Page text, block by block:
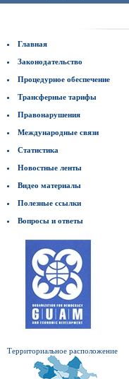
Главная
Законодательство
Процедурное обеспечение
Трансферные тарифы
Правонарушения
Международные связи
Статистика
Новостные ленты
Видео материалы
Полезные ссылки
Вопросы и ответы
Территориальное расположение